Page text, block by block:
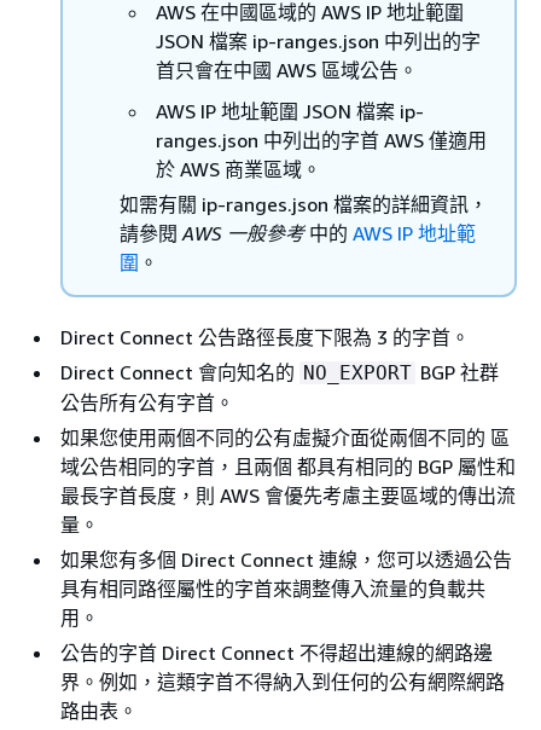
AWS 在中國區域的 AWS IP 地址範圍
JSON 檔案 ip-ranges.json 中列出的字
首只會在中國 AWS 區域公告。
AWS IP 地址範圍 JSON 檔案 ip-
ranges.json 中列出的字首 AWS 僅適用
於 AWS 商業區域。
如需有關 ip-ranges.json 檔案的詳細資訊，
請參閱 AWS 一般參考中的 AWS IP 地址範
圍 。
Direct Connect 公告路徑長度下限為 3 的字首。
Direct Connect 會向知名的 NO_EXPORT BGP 社群
公告所有公有字首。
如果您使用兩個不同的公有虛擬介面從兩個不同的 區
域公告相同的字首，且兩個 都具有相同的 BGP 屬性和
最長字首長度，則 AWS 會優先考慮主要區域的傳出流
量。
如果您有多個 Direct Connect 連線，您可以透過公告
具有相同路徑屬性的字首來調整傳入流量的負載共
用。
公告的字首 Direct Connect 不得超出連線的網路邊
界。例如，這類字首不得納入到任何的公有網際網路
路由表。